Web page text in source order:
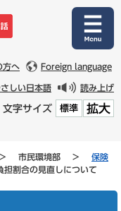
方へ Foreign language
さしい日本語 読み上げ
文字サイズ 標準 拡大
> 市民環境部 >
保険
担割合の見直しについて